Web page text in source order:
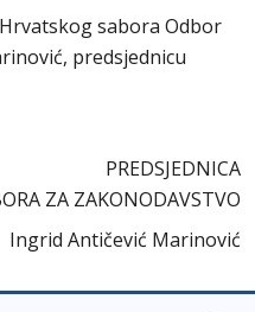
sabora Odbor
predsjednicu
PREDSJEDNICA
ZA ZAKONODAVSTVO
Ingrid Antičević Marinović